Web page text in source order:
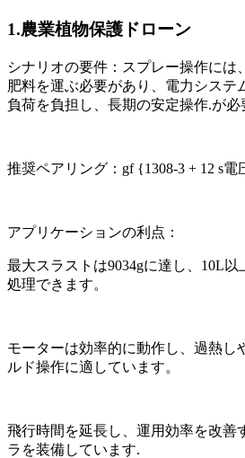
1.農業植物保護ドローン
シナリオの要件：スプレー操作には
肥料を運ぶ必要があり、電力システ
負荷を負担し、長期の安定操作.が必
推奨ペアリング：gf {1308-3 + 12 s電
アプリケーションの利点：
最大スラストは9034gに達し、10L
処理できます。
モーターは効率的に動作し、過熱し
ルド操作に適しています。
飛行時間を延長し、運用効率を改善
ラを装備しています.